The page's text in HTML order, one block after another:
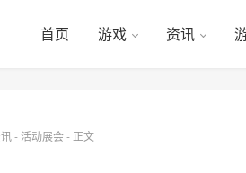
首页 游戏 资讯
-活动展会- 正文